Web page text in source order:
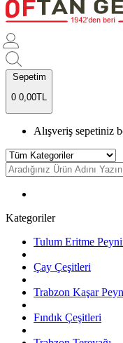
Sepetim
0 0,00TL
Alışveriş sepetiniz
Kategoriler
Tulum Eritme
Çay Çeşitleri
Trabzon Kaşar
Fındık Çeşitleri